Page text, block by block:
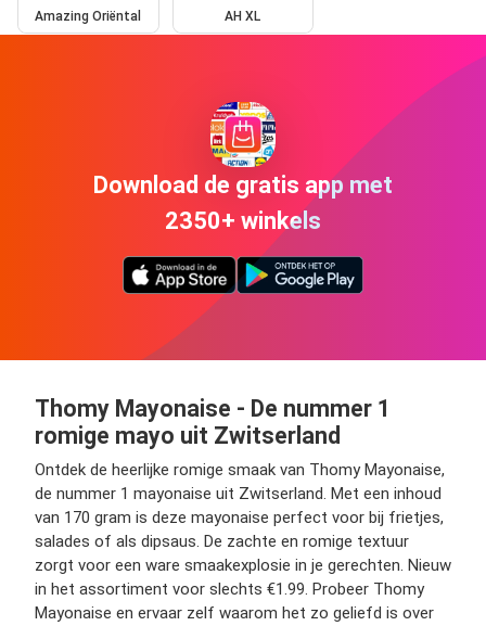
Amazing Oriëntal AH XL
Download de gratis app met
2350+ winkels
Thomy Mayonaise - De nummer 1
romige mayo uit Zwitserland
Ontdek de heerlijke romige smaak van Thomy Mayonaise,
de nummer 1 mayonaise uit Zwitserland. Met een inhoud
van 170 gram is deze mayonaise perfect voor bij frietjes,
salades of als dipsaus. De zachte en romige textuur
zorgt voor een ware smaakexplosie in je gerechten. Nieuw
in het assortiment voor slechts €1.99. Probeer Thomy
Mayonaise en ervaar zelf waarom het zo geliefd is over